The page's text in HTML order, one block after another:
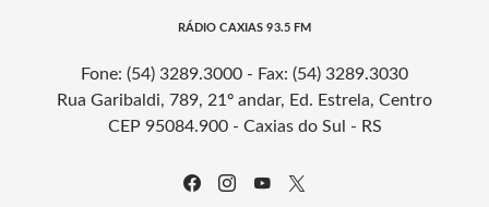
RÁDIO CAXIAS 93.5 FM
Fone: (54) 3289.3000 - Fax: (54) 3289.3030
Rua Garibaldi, 789, 21º andar, Ed. Estrela, Centro
CEP 95084.900 - Caxias do Sul - RS